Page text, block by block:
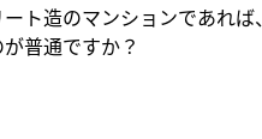
ト造のマンションであれ
普通ですか？